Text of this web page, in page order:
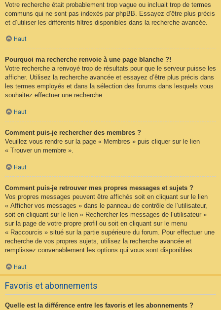
Votre recherche était probablement trop vague ou incluait trop de termes
communs qui ne sont pas indexés par phpBB. Essayez d’être plus précis
et d’utiliser les différents filtres disponibles dans la recherche avancée.
Haut
Pourquoi ma recherche renvoie à une page blanche ?!
Votre recherche a renvoyé trop de résultats pour que le serveur puisse les
afficher. Utilisez la recherche avancée et essayez d’être plus précis dans
les termes employés et dans la sélection des forums dans lesquels vous
souhaitez effectuer une recherche.
Haut
Comment puis-je rechercher des membres ?
Veuillez vous rendre sur la page « Membres » puis cliquer sur le lien
« Trouver un membre ».
Haut
Comment puis-je retrouver mes propres messages et sujets ?
Vos propres messages peuvent être affichés soit en cliquant sur le lien
« Afficher vos messages » dans le panneau de contrôle de l’utilisateur,
soit en cliquant sur le lien « Rechercher les messages de l’utilisateur »
sur la page de votre propre profil ou soit en cliquant sur le menu
« Raccourcis » situé sur la partie supérieure du forum. Pour effectuer une
recherche de vos propres sujets, utilisez la recherche avancée et
remplissez convenablement les options qui vous sont disponibles.
Haut
Favoris et abonnements
Quelle est la différence entre les favoris et les abonnements ?